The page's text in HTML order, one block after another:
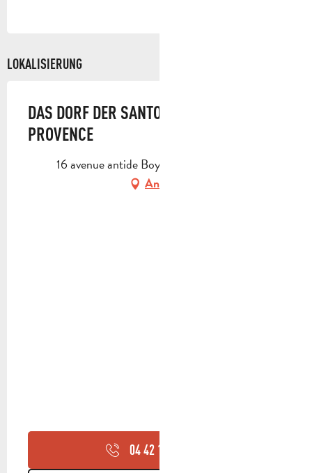
LOKALISIERUNG
DAS DORF DER SANTONS IN DER
PROVENCE
16 avenue antide Boyer, 13400 Aubagne
Anfahrt
04 42 18 17